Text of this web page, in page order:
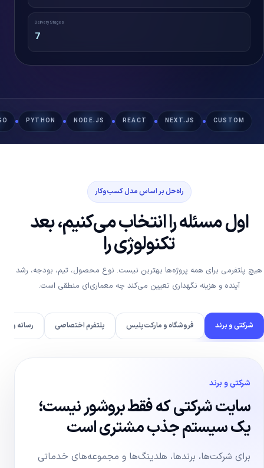
Delivery Stages
7
PYTHON NODE.JS REACT NEXT.JS CUSTOM
راه‌حل بر اساس مدل کسب‌وکار
اول مسئله را انتخاب می‌کنیم، بعد
تکنولوژی را
هیچ پلتفرمی برای همه پروژه‌ها بهترین نیست. نوع محصول، تیم، بودجه، رشد
آینده و هزینه نگهداری تعیین می‌کند چه معماری‌ای منطقی است.
شرکتی و برند فروشگاه و مارکت‌پلیس پلتفرم اختصاصی رسانه و
شرکتی و برند
سایت شرکتی که فقط بروشور نیست؛
یک سیستم جذب مشتری است
برای شرکت‌ها، برندها، هلدینگ‌ها و مجموعه‌های خدماتی